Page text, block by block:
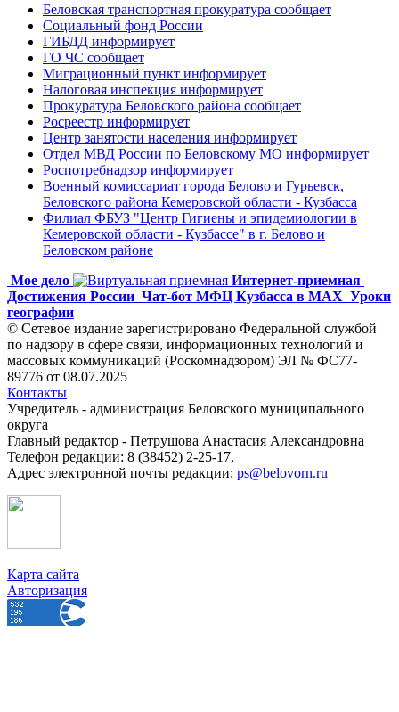
Беловская транспортная прокуратура сообщает
Социальный фонд России
ГИБДД информирует
ГО ЧС сообщает
Миграционный пункт информирует
Налоговая инспекция информирует
Прокуратура Беловского района сообщает
Росреестр информирует
Центр занятости населения информирует
Отдел МВД России по Беловскому МО информирует
Роспотребнадзор информирует
Военный комиссариат города Белово и Гурьевск,
Беловского района Кемеровской области - Кузбасса
Филиал ФБУЗ "Центр Гигиены и эпидемиологии в
Кемеровской области - Кузбассе" в г. Белово и
Беловском районе
Мое дело
Интернет-приемная
Достижения России Чат-бот МФЦ Кузбасса в MAX Уроки
географии
© Сетевое издание зарегистрировано Федеральной службой
по надзору в сфере связи, информационных технологий и
массовых коммуникаций (Роскомнадзором) ЭЛ № ФС77-
89776 от 08.07.2025
Контакты
Учредитель - администрация Беловского муниципального
округа
Главный редактор - Петрушова Анастасия Александровна
Телефон редакции: 8 (38452) 2-25-17,
Адрес электронной почты редакции: ps@belovorn.ru
Карта сайта
Авторизация